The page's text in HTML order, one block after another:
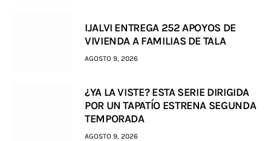
IJALVI ENTREGA 252 APOYOS DE
VIVIENDA A FAMILIAS DE TALA
AGOSTO 9, 2026
¿YA LA VISTE? ESTA SERIE DIRIGIDA
POR UN TAPATÍO ESTRENA SEGUNDA
TEMPORADA
AGOSTO 9, 2026